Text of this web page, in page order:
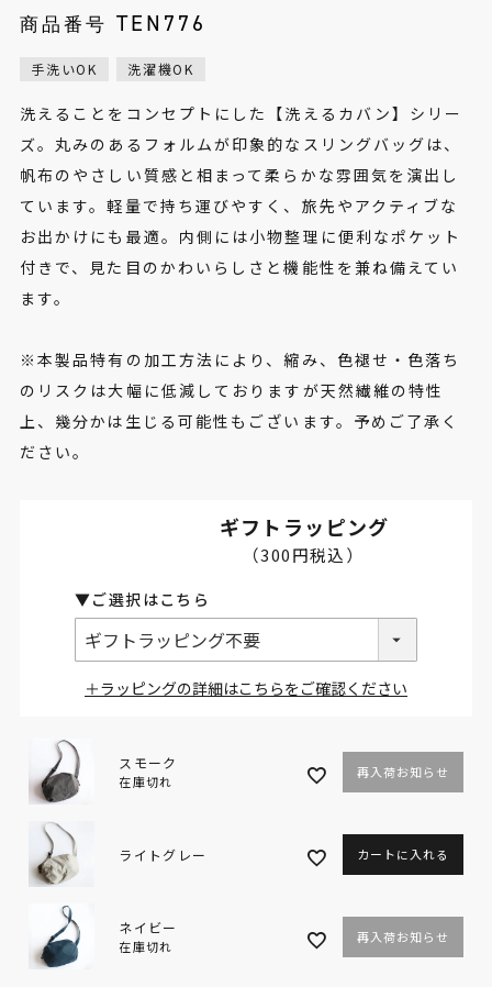
商品番号 TEN776
手洗いOK 洗濯機OK
洗えることをコンセプトにした【洗えるカバン】シリー
ズ。丸みのあるフォルムが印象的なスリングバッグは、
帆布のやさしい質感と相まって柔らかな雰囲気を演出し
ています。軽量で持ち運びやすく、旅先やアクティブな
お出かけにも最適。内側には小物整理に便利なポケット
付きで、見た目のかわいらしさと機能性を兼ね備えてい
ます。
※本製品特有の加工方法により、縮み、色褪せ・色落ち
のリスクは大幅に低減しておりますが天然繊維の特性
上、幾分かは生じる可能性もございます。予めご了承く
ださい。
ギフトラッピング
＋ラッピングの詳細はこちらをご確認ください
スモーク
在庫切れ
再入荷お知らせ
ライトグレー カートに入れる
ネイビー
在庫切れ
再入荷お知らせ